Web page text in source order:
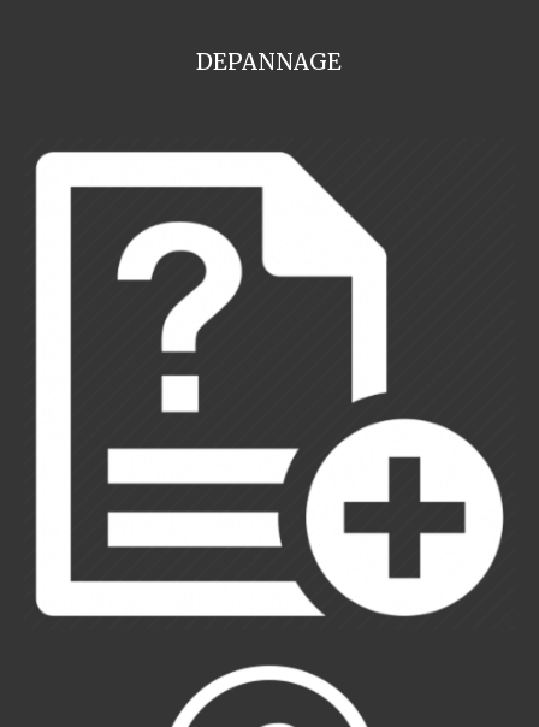
DEPANNAGE